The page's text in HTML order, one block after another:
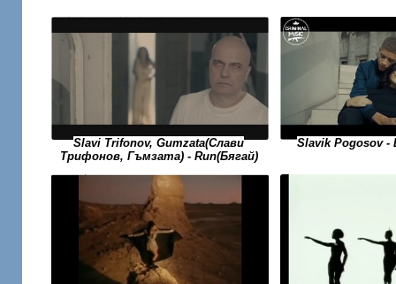
Slavi Trifonov, Gumzata(Слави
Трифонов, Гъмзата) - Run(Бягай)
Slavik Pogosov